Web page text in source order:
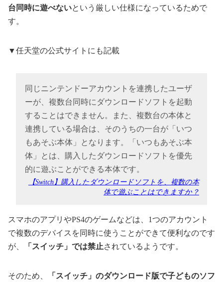
台同時に遊べないという厳しい仕様になっているためで
す。
▼任天堂の公式サイトにも記載
同じニンテンドーアカウントを連携したユーザ
ーが、複数台同時にダウンロードソフトを起動
することはできません。また、複数台の本体と
連携している場合は、そのうちの一台が「いつ
もあそぶ本体」となります。「いつもあそぶ本
体」とは、購入したダウンロードソフトを優先
的に遊ぶことができる本体です。
【Switch】購入したダウンロードソフトを、複数の本
体で遊ぶことはできますか？
スマホのアプリやPS4のゲームなどは、1つのアカウント
で複数のデバイスを同時に使うことができて便利なのです
が、
「スイッチ」では禁止されているようです。
そのため、 「スイッチ」のダウンロード版で子どものソフ